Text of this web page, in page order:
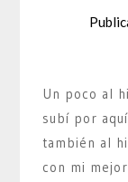
Un poco al
subí por
también al
con mi